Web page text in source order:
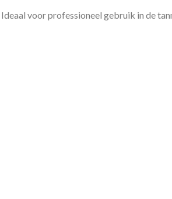
voor professioneel gebruik in de